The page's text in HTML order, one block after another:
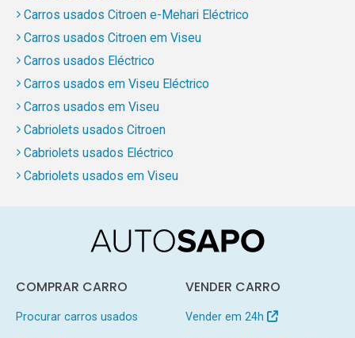
Carros usados Citroen e-Mehari Eléctrico
Carros usados Citroen em Viseu
Carros usados Eléctrico
Carros usados em Viseu Eléctrico
Carros usados em Viseu
Cabriolets usados Citroen
Cabriolets usados Eléctrico
Cabriolets usados em Viseu
COMPRAR CARRO
Procurar carros usados
VENDER CARRO
Vender em 24h